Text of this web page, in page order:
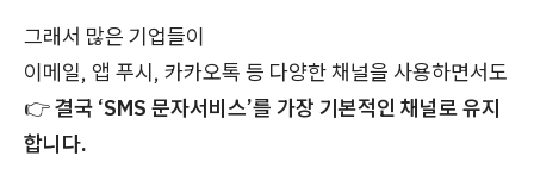
그래서 많은 기업들이
이메일, 앱 푸시, 카카오톡 등 다양한 채널을 사용하면서도
👉결국 ‘SMS 문자서비스’를 가장 기본적인 채널로 유지
합니다.